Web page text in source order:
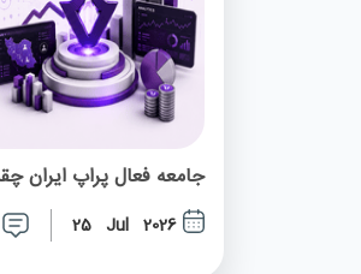
جامعه فعال پراپ ایران
25 Jul 2026